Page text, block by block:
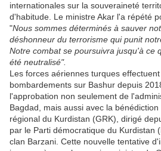
internationales sur la souveraineté
d'habitude. Le ministre Akar l'a répété
"Nous sommes déterminés à sauver
déshonneur du terrorisme qui punit
Notre combat se poursuivra jusqu'à ce
été neutralisé".
Les forces aériennes turques
bombardements sur Bashur depuis
l'approbation non seulement de
Bagdad, mais aussi avec la
régional du Kurdistan (GRK), dirigé
par le Parti démocratique du Kurdistan
clan Barzani. Cette nouvelle tentative